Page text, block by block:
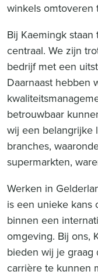
winkels omtoveren
Bij Kaemingk
centraal. We zijn
bedrijf met een
Daarnaast hebben
betrouwbaar
wij een belangrijke
branches,
supermarkten,
Werken in
is een unieke kans
binnen een
omgeving. Bij ons,
bieden wij je
carrière te kunnen